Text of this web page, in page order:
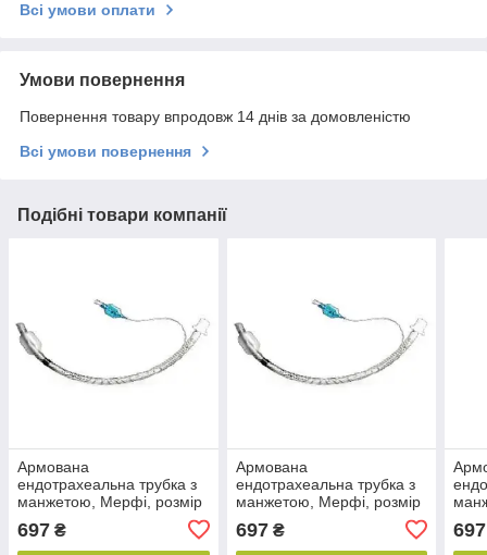
Всі умови оплати
Умови повернення
Повернення товару впродовж 14 днів за домовленістю
Всі умови повернення
Подібні товари компанії
Армована
ендотрахеальна трубка з
манжетою, Мерфі, розмір
697 ₴
Армована
ендотрахеальна трубка з
манжетою, Мерфі, розмір
697₴ 697